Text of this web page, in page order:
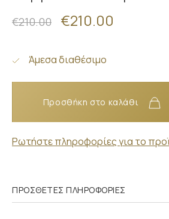
€210.00 €210.00
Άμεσα διαθέσιμο
Προσθήκη στο καλάθι
Ρωτήστε πληροφορίες για το
ΠΡΌΣΘΕΤΕΣ ΠΛΗΡΟΦΟΡΊΕΣ